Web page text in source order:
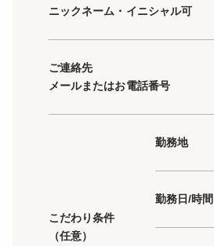
ニックネーム・イニシャル可
ご連絡先
メールまたはお電話番号
こだわり条件
（任意）
勤務地
勤務日/時間